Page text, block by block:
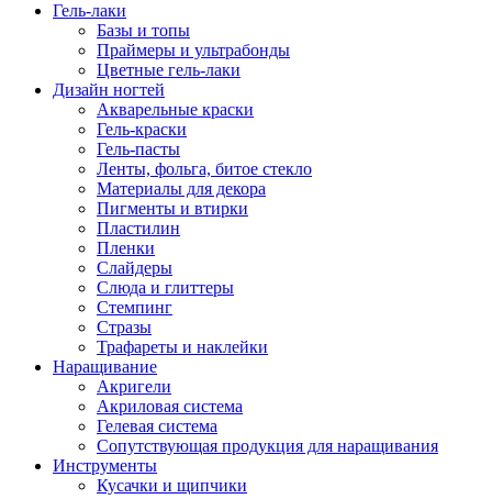
Гель-лаки
Базы и топы
Праймеры и ультрабонды
Цветные гель-лаки
Дизайн ногтей
Акварельные краски
Гель-краски
Гель-пасты
Ленты, фольга, битое стекло
Материалы для декора
Пигменты и втирки
Пластилин
Пленки
Слайдеры
Слюда и глиттеры
Стемпинг
Стразы
Трафареты и наклейки
Наращивание
Акригели
Акриловая система
Гелевая система
Сопутствующая продукция для наращивания
Инструменты
Кусачки и щипчики